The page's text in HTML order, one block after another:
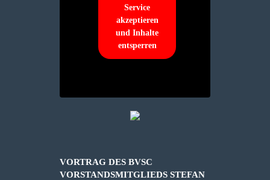
Service
akzeptieren
und Inhalte
entsperren
VORTRAG DES BVSC
VORSTANDSMITGLIEDS STEFAN